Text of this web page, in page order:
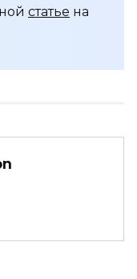
статье на